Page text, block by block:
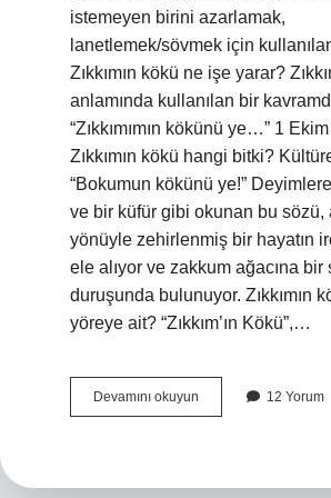
istemeyen birini azarlamak,
lanetlemek/sövmek için
Zıkkımın kökü ne işe yarar?
anlamında kullanılan bir
“Zıkkımımın kökünü ye…” 1
Zıkkımın kökü hangi bitki?
“Bokumun kökünü ye!”
ve bir küfür gibi okunan bu sözü,
yönüyle zehirlenmiş bir hayatın
ele alıyor ve zakkum ağacına bir
duruşunda bulunuyor. Zıkkımın
yöreye ait? “Zıkkım’ın Kökü”,…
Devamını okuyun Zıkkımın
Kökü
12 Yorum